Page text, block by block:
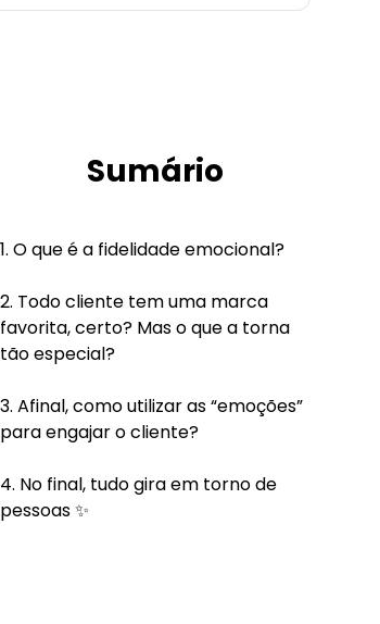
Sumário
O que é a fidelidade emocional?
Todo cliente tem uma marca
favorita, certo? Mas o que a torna
tão especial?
Afinal, como utilizar as “emoções”
para engajar o cliente?
No final, tudo gira em torno de
pessoas ✨